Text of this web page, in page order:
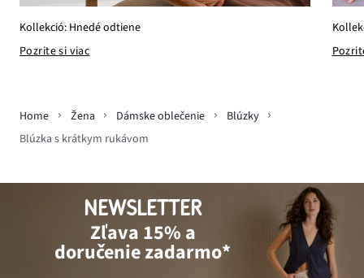
Kollekció: Hnedé odtiene
Pozrite si viac
Home Žena Dámske oblečenie
Blúzky
Blúzka s krátkym rukávom
NEWSLETTER
Zľava 15% a
doručenie zadarmo*